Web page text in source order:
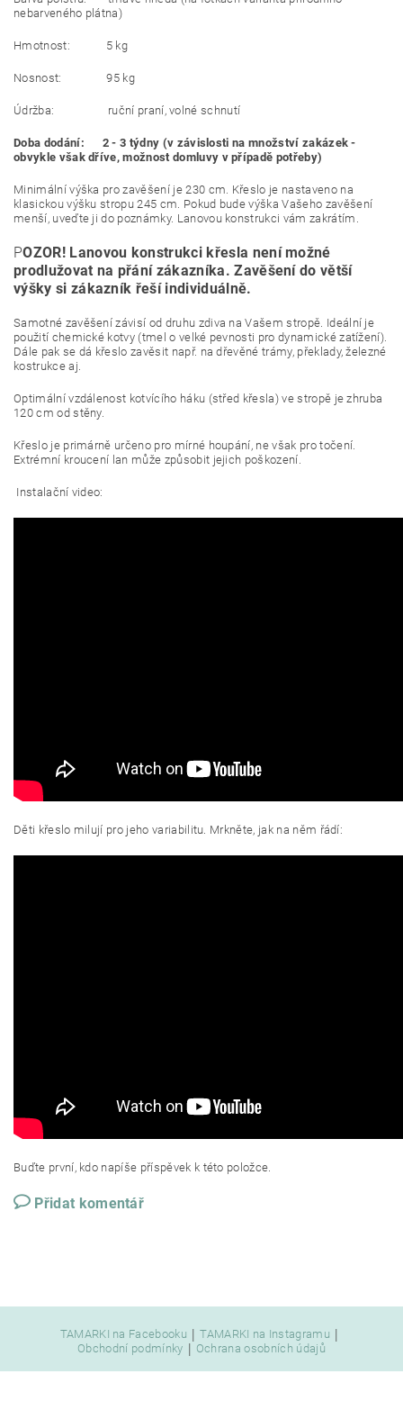
nebarveného plátna)
Hmotnost: 5 kg
Nosnost: 95 kg
Údržba: ruční praní, volné schnutí
Doba dodání: 2 - 3 týdny (v závislosti na množství zakázek -
obvykle však dříve, možnost domluvy v případě potřeby)
Minimální výška pro zavěšení je 230 cm. Křeslo je nastaveno na
klasickou výšku stropu 245 cm. Pokud bude výška Vašeho zavěšení
menší, uveďte ji do poznámky. Lanovou konstrukci vám zakrátím.
POZOR! Lanovou konstrukci křesla není možné
prodlužovat na přání zákazníka. Zavěšení do větší
výšky si zákazník řeší individuálně.
Samotné zavěšení závisí od druhu zdiva na Vašem stropě. Ideální je
použití chemické kotvy (tmel o velké pevnosti pro dynamické zatížení).
Dále pak se dá křeslo zavěsit např. na dřevěné trámy, překlady, železné
kostrukce aj.
Optimální vzdálenost kotvícího háku (střed křesla) ve stropě je zhruba
120 cm od stěny.
Křeslo je primárně určeno pro mírné houpání, ne však pro točení.
Extrémní kroucení lan může způsobit jejich poškození.
Instalační video:
Děti křeslo milují pro jeho variabilitu. Mrkněte, jak na něm řádí:
Buďte první, kdo napíše příspěvek k této položce.
Přidat komentář
TAMARKI na Facebooku TAMARKI na Instagramu
Obchodní podmínky Ochrana osobních údajů